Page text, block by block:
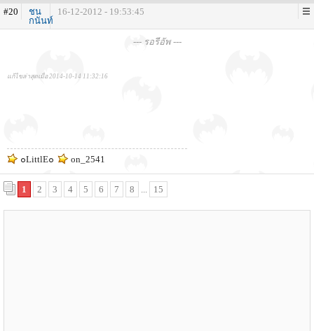
#20
ชน
กนันท์
16-12-2012 - 19:53:45
--- รอรีอัพ ---
แก้ไขล่าสุดเมื่อ 2014-10-14 11:32:16
๐LittlE๐ on_2541
1 2 3 4 5 6 7 8 ... 15